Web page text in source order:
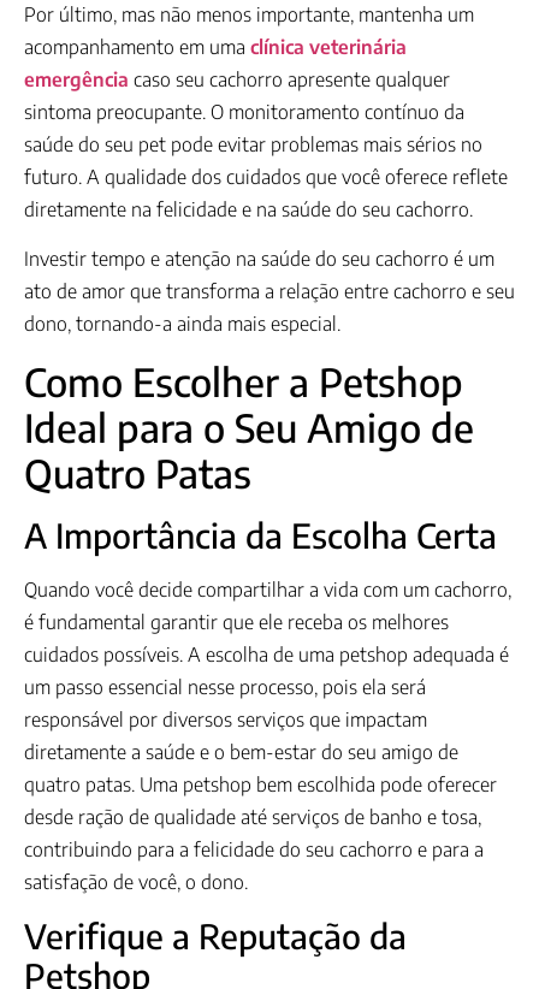
Por último, mas não menos importante, mantenha um
acompanhamento em uma clínica veterinária
emergência caso seu cachorro apresente qualquer
sintoma preocupante. O monitoramento contínuo da
saúde do seu pet pode evitar problemas mais sérios no
futuro. A qualidade dos cuidados que você oferece reflete
diretamente na felicidade e na saúde do seu cachorro.
Investir tempo e atenção na saúde do seu cachorro é um
ato de amor que transforma a relação entre cachorro e seu
dono, tornando-a ainda mais especial.
Como Escolher a Petshop
Ideal para o Seu Amigo de
Quatro Patas
A Importância da Escolha Certa
Quando você decide compartilhar a vida com um cachorro,
é fundamental garantir que ele receba os melhores
cuidados possíveis. A escolha de uma petshop adequada é
um passo essencial nesse processo, pois ela será
responsável por diversos serviços que impactam
diretamente a saúde e o bem-estar do seu amigo de
quatro patas. Uma petshop bem escolhida pode oferecer
desde ração de qualidade até serviços de banho e tosa,
contribuindo para a felicidade do seu cachorro e para a
satisfação de você, o dono.
Verifique a Reputação da
Petshop